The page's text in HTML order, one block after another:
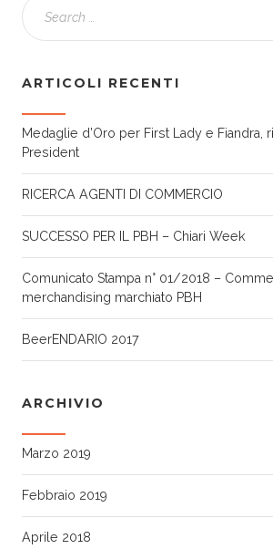
ARTICOLI RECENTI
Medaglie d’Oro per First Lady e Fiandra,
President
RICERCA AGENTI DI COMMERCIO
SUCCESSO PER IL PBH – Chiari Week
Comunicato Stampa n° 01/2018 –
merchandising marchiato PBH
BeerENDARIO 2017
ARCHIVIO
Marzo 2019
Febbraio 2019
Aprile 2018